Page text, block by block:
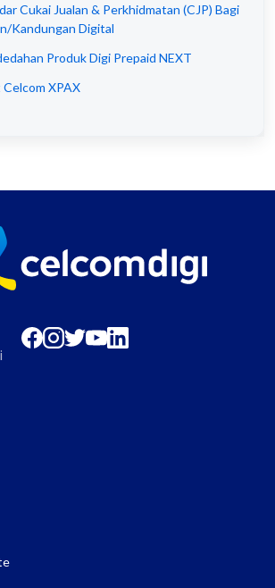
Cukai Jualan & Perkhidmatan (CJP) Bagi
Kandungan Digital
Produk Digi Prepaid NEXT
XPAX